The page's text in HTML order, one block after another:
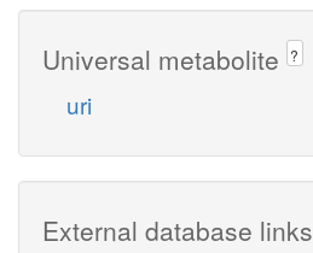
Universal metabolite ?
uri
External database links